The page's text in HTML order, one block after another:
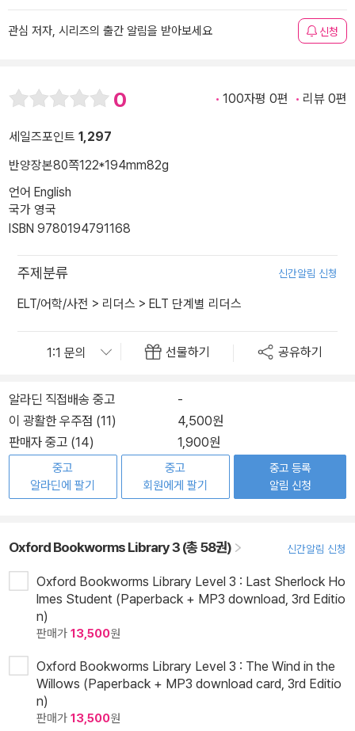
관심 저자, 시리즈의 출간 알림을 받아보세요 신청
0 100자평 0편 리뷰 0편
세일즈포인트 1,297
반양장본80쪽122*194mm82g
언어 English
국가 영국
ISBN 9780194791168
주제분류 신간알림 신청
ELT/어학/사전 > 리더스 > ELT 단계별 리더스
선물하기 공유하기
알라딘 직접배송 중고
-
이 광활한 우주점 (11)
4,500원
판매자 중고 (14)
1,900원
중고
알라딘에 팔기
중고
회원에게 팔기
중고 등록
알림 신청
Oxford Bookworms Library 3 (총 58권) 신간알림 신청
Oxford Bookworms Library Level 3 : Last Sherlock Ho
lmes Student (Paperback + MP3 download, 3rd Editio
n)
판매가 13,500원
Oxford Bookworms Library Level 3 : The Wind in the
Willows (Paperback + MP3 download card, 3rd Editio
n)
판매가 13,500원